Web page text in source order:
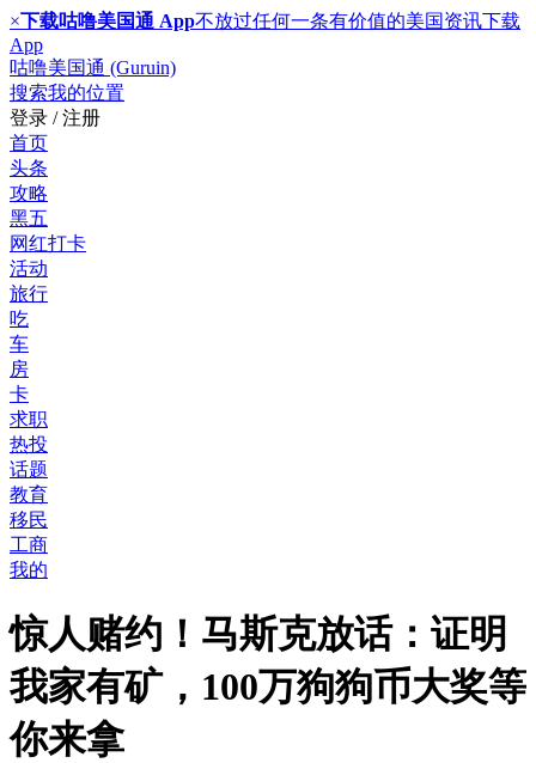
×下载咕噜美国通 App不放过任何一条有价值的美国资讯下载
App
咕噜美国通 (Guruin)
搜索我的位置
登录 / 注册
首页
头条
攻略
黑五
网红打卡
活动
旅行
吃
车
房
卡
求职
热投
话题
教育
移民
工商
我的
惊人赌约！马斯克放话：证明
我家有矿，100万狗狗币大奖等
你来拿